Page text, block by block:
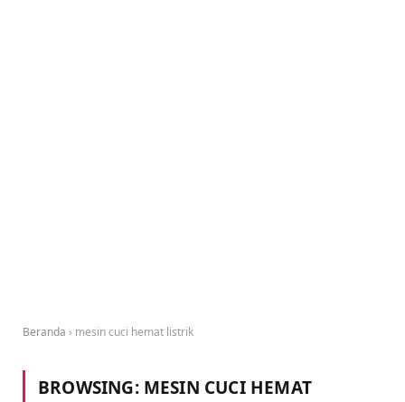
Beranda › mesin cuci hemat listrik
BROWSING: MESIN CUCI HEMAT